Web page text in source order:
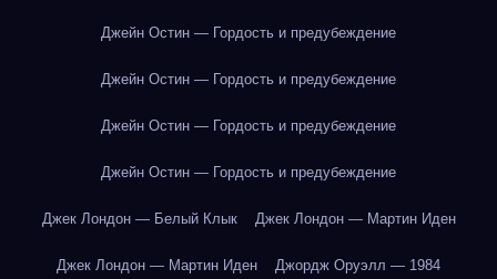
Джейн Остин — Гордость и предубеждение
Джейн Остин — Гордость и предубеждение
Джейн Остин — Гордость и предубеждение
Джейн Остин — Гордость и предубеждение
Джек Лондон — Белый Клык Джек Лондон — Мартин Иден
Джек Лондон — Мартин Иден Джордж Оруэлл — 1984